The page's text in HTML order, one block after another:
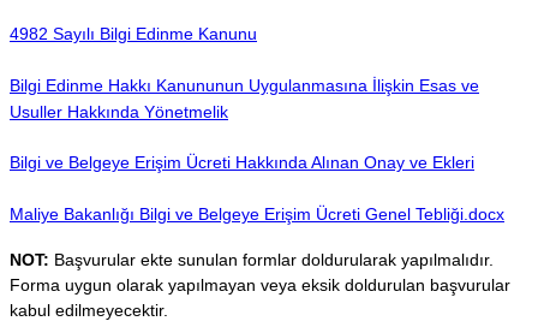
4982 Sayılı Bilgi Edinme Kanunu
Bilgi Edinme Hakkı Kanununun Uygulanmasına İlişkin Esas ve
Usuller Hakkında Yönetmelik
Bilgi ve Belgeye Erişim Ücreti Hakkında Alınan Onay ve Ekleri
Maliye Bakanlığı Bilgi ve Belgeye Erişim Ücreti Genel Tebliği.docx
NOT: Başvurular ekte sunulan formlar doldurularak yapılmalıdır.
Forma uygun olarak yapılmayan veya eksik doldurulan başvurular
kabul edilmeyecektir.